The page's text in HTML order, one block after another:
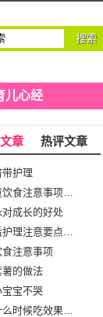
搜索
儿心经
章 热评文章
护理
宝贝健康饮食：儿童饮食注意事项之饮食搭配
成长的好处
产后护理：孕妇产后护理注意要点（三）
注意事项
的做法
宝不哭
备孕小常识：叶酸什么时候吃效果才最好，有什么作用？